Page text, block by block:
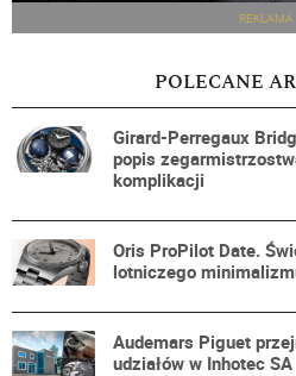
REKLAMA
POLECANE
Girard-Perregaux
popis
komplikacji
Oris ProPilot Date.
lotniczego
Audemars Piguet
udziałów w Inhotec SA